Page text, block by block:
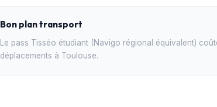
Bon plan transport
Le pass Tisséo étudiant (Navigo régional équivalent)
déplacements à Toulouse.